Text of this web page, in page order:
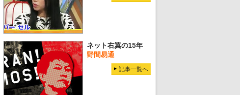
ネット右翼の15年
野間易通
記事一覧へ